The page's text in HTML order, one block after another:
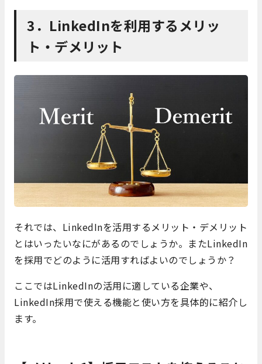
3．LinkedInを利用するメリッ
ト・デメリット
それでは、LinkedInを活用するメリット・デメリット
とはいったいなにがあるのでしょうか。またLinkedIn
を採用でどのように活用すればよいのでしょうか？
ここではLinkedInの活用に適している企業や、
LinkedIn採用で使える機能と使い方を具体的に紹介し
ます。